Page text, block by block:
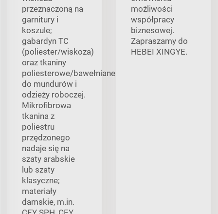
przeznaczoną na
garnitury i
koszule;
gabardyn TC
(poliester/wiskoza)
oraz tkaniny
poliesterowe/bawełniane
do mundurów i
odzieży roboczej.
Mikrofibrowa
tkanina z
poliestru
przędzonego
nadaje się na
szaty arabskie
lub szaty
klasyczne;
materiały
damskie, m.in.
możliwości
współpracy
biznesowej.
Zapraszamy do
HEBEI XINGYE.